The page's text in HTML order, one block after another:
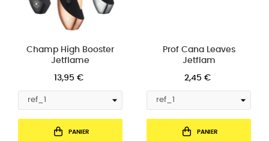
Champ High Booster
Jetflame
13,95 €
PANIER
Prof Cana Leaves
Jetflam
2,45 €
PANIER